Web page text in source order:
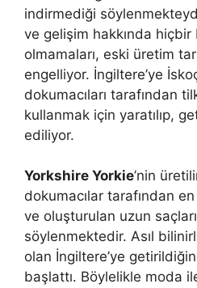
indirmediği
ve gelişim hakkında
olmamaları, eski üretim
engelliyor. İngiltere’ye
dokumacıları tarafından
kullanmak için yaratılıp,
ediliyor.
Yorkshire Yorkie’nin
dokumacılar tarafından en
ve oluşturulan uzun saçları
söylenmektedir. Asıl
olan İngiltere’ye
başlattı. Böylelikle moda